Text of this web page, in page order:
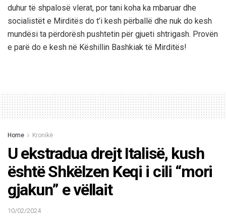
duhur të shpalosë vlerat, por tani koha ka mbaruar dhe
socialistët e Mirditës do t’i kesh përballë dhe nuk do kesh
mundësi ta përdorësh pushtetin për gjueti shtrigash. Provën
e parë do e kesh në Këshillin Bashkiak të Mirditës!
Home Kronikë
U ekstradua drejt Italisë, kush
është Shkëlzen Keqi i cili “mori
gjakun” e vëllait
10/02/2024